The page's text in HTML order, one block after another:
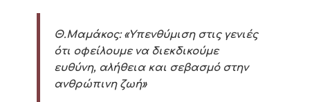
Θ.Μαμάκος: «Υπενθύμιση στις γενιές
ότι οφείλουμε να διεκδικούμε
ευθύνη, αλήθεια και σεβασμό στην
ανθρώπινη ζωή»